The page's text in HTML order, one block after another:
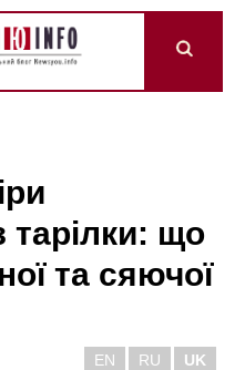
тарілки: що
та сяючої
EN RU UK